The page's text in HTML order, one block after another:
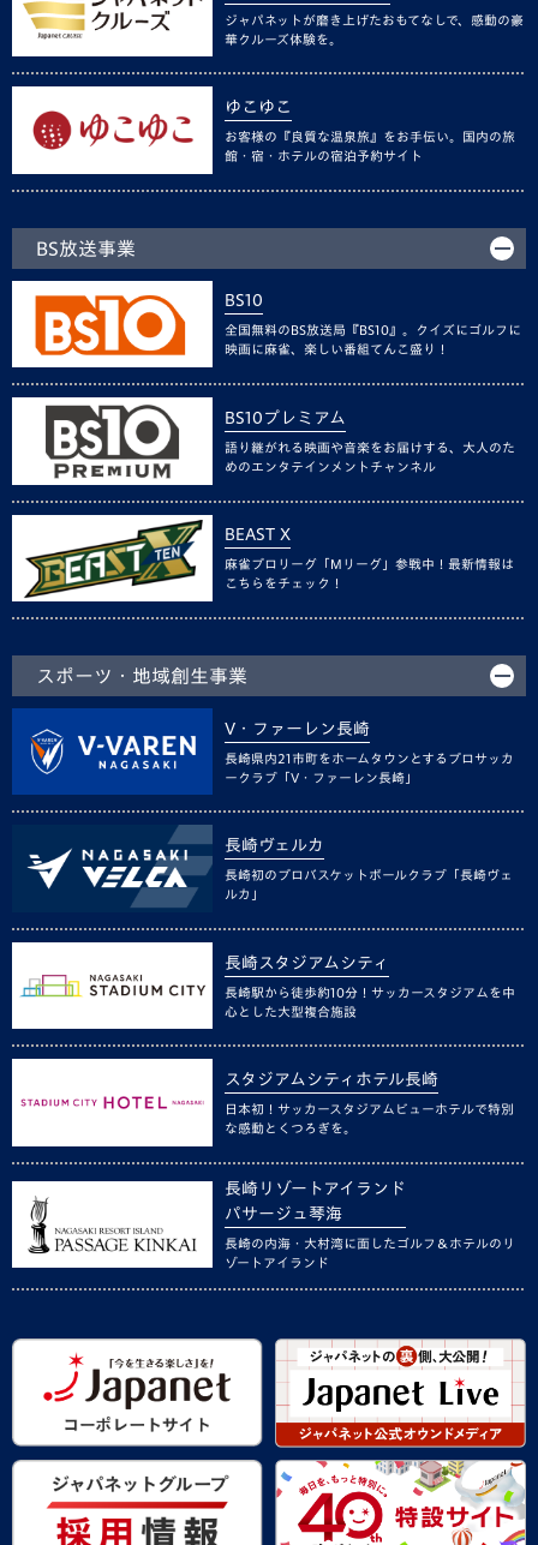
ジャパネットが磨き上げたおもてなしで、感動の豪
華クルーズ体験を。
ゆこゆこ
お客様の『良質な温泉旅』をお手伝い。国内の旅
館・宿・ホテルの宿泊予約サイト
BS放送事業
BS10
全国無料のBS放送局『BS10』。クイズにゴルフに
映画に麻雀、楽しい番組てんこ盛り！
BS10プレミアム
語り継がれる映画や音楽をお届けする、大人のた
めのエンタテインメントチャンネル
BEAST X
麻雀プロリーグ「Mリーグ」参戦中！最新情報は
こちらをチェック！
スポーツ・地域創生事業
V・ファーレン長崎
長崎県内21市町をホームタウンとするプロサッカ
ークラブ「V・ファーレン長崎」
長崎ヴェルカ
長崎初のプロバスケットボールクラブ「長崎ヴェ
ルカ」
長崎スタジアムシティ
長崎駅から徒歩約10分！サッカースタジアムを中
心とした大型複合施設
スタジアムシティホテル長崎
日本初！サッカースタジアムビューホテルで特別
な感動とくつろぎを。
長崎リゾートアイランド
パサージュ琴海
長崎の内海・大村湾に面したゴルフ＆ホテルのリ
ゾートアイランド